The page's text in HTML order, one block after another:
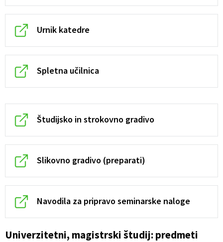
Urnik katedre
Spletna učilnica
Študijsko in strokovno gradivo
Slikovno gradivo (preparati)
Navodila za pripravo seminarske naloge
Univerzitetni, magistrski študij: predmeti